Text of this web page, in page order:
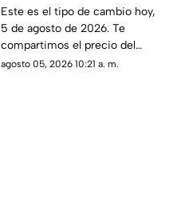
dólar estadounidense
HOY, 5 de agosto de
2026 en Cancún
Este es el tipo de cambio hoy,
5 de agosto de 2026. Te
compartimos el precio del
dólar hoy en Cancún, así como
agosto 05, 2026 10:21 a. m.